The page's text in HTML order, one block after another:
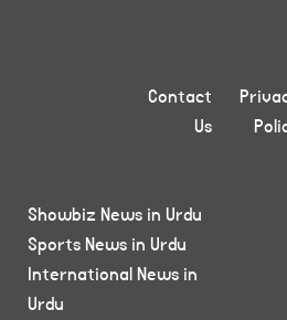
Contact
Us
Showbiz News in Urdu
Sports News in Urdu
International News in
Urdu